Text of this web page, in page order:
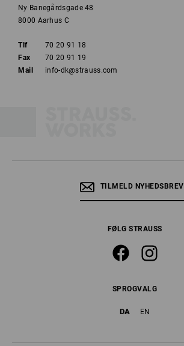
Ny Banegårdsgade 48
8000 Aarhus C
Tlf
70 20 91 18
Fax
70 20 91 19
Mail
info-dk@strauss.com
TILMELD NYHEDSBREV
FØLG STRAUSS
SPROGVALG
DA EN